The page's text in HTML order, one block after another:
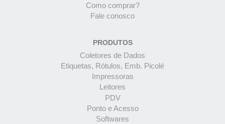
Como comprar?
Fale conosco
PRODUTOS
Coletores de Dados
Etiquetas, Rótulos, Emb. Picolé
Impressoras
Leitores
PDV
Ponto e Acesso
Softwares